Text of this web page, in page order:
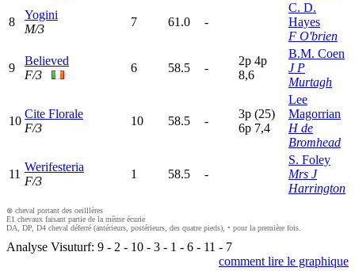
8
Yogini
M/3
7 61.0 -
C. D.
Hayes
F O'brien
9
Believed
F/3
6 58.5 -
2p 4p
8,6
B.M. Coen
J P
Murtagh
10
Cite Florale
F/3
10 58.5 -
3p (25)
6p 7,4
Lee
Magorrian
H de
Bromhead
11
Werifesteria
F/3
1 58.5 -
S. Foley
Mrs J
Harrington
⊗ cheval portant des oeilllères
E1 chevaux faisant partie de la même écurie
DA, DP, D4 cheval déferré (antérieurs, postérieurs, des quatre pieds), • pour la première fois.
Analyse Visuturf: 9 - 2 - 10 - 3 - 1 - 6 - 11 - 7
comment lire le graphique